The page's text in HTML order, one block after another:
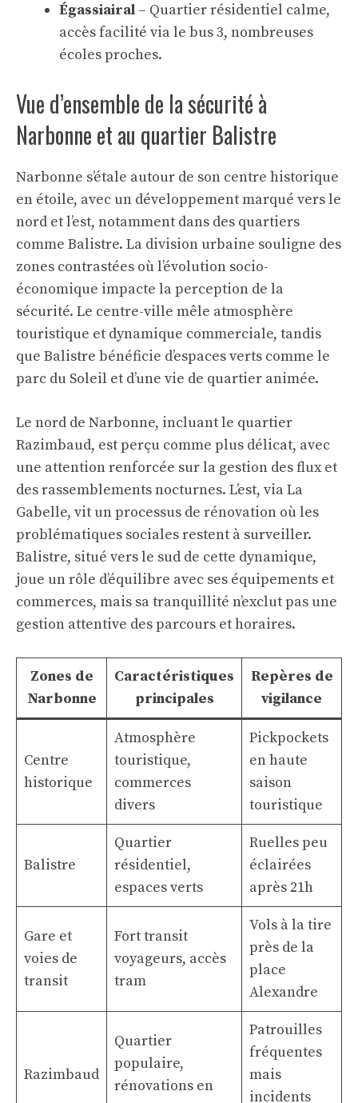
Égassiairal – Quartier résidentiel calme,
accès facilité via le bus 3, nombreuses
écoles proches.
Vue d’ensemble de la sécurité à
Narbonne et au quartier Balistre
Narbonne s’étale autour de son centre historique
en étoile, avec un développement marqué vers le
nord et l’est, notamment dans des quartiers
comme Balistre. La division urbaine souligne des
zones contrastées où l’évolution socio-
économique impacte la perception de la
sécurité. Le centre-ville mêle atmosphère
touristique et dynamique commerciale, tandis
que Balistre bénéficie d’espaces verts comme le
parc du Soleil et d’une vie de quartier animée.
Le nord de Narbonne, incluant le quartier
Razimbaud, est perçu comme plus délicat, avec
une attention renforcée sur la gestion des flux et
des rassemblements nocturnes. L’est, via La
Gabelle, vit un processus de rénovation où les
problématiques sociales restent à surveiller.
Balistre, situé vers le sud de cette dynamique,
joue un rôle d’équilibre avec ses équipements et
commerces, mais sa tranquillité n’exclut pas une
gestion attentive des parcours et horaires.
Zones de
Narbonne
Caractéristiques
principales
Repères de
vigilance
Centre
historique
Atmosphère
touristique,
commerces
divers
Pickpockets
en haute
saison
touristique
Balistre
Quartier
résidentiel,
espaces verts
Ruelles peu
éclairées
après 21h
Gare et
voies de
transit
Fort transit
voyageurs, accès
tram
Vols à la tire
près de la
place
Alexandre
Razimbaud
Quartier
populaire,
rénovations en
Patrouilles
fréquentes
mais
incidents